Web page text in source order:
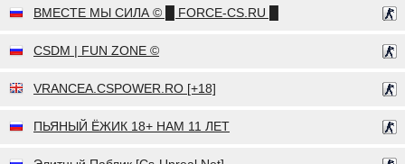
ВМЕСТЕ МЫ СИЛА © █ FORCE-CS.RU █
CSDM | FUN ZONE ©
VRANCEA.CSPOWER.RO [+18]
ПЬЯНЫЙ ЁЖИК 18+ НАМ 11 ЛЕТ